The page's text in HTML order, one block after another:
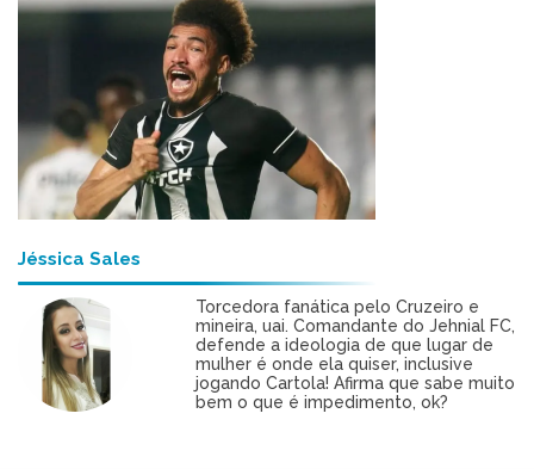
Jéssica Sales
Torcedora fanática pelo Cruzeiro e
mineira, uai. Comandante do Jehnial FC,
defende a ideologia de que lugar de
mulher é onde ela quiser, inclusive
jogando Cartola! Afirma que sabe muito
bem o que é impedimento, ok?